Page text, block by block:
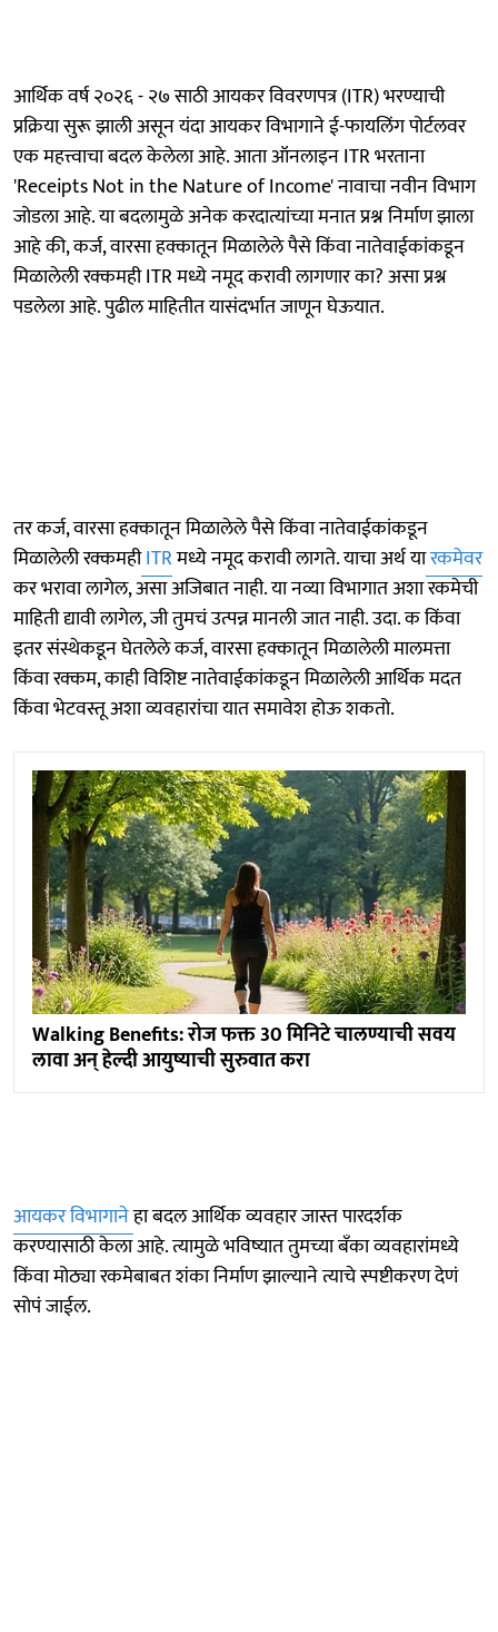
आर्थिक वर्ष २०२६ - २७ साठी आयकर विवरणपत्र (ITR) भरण्याची
प्रक्रिया सुरू झाली असून यंदा आयकर विभागाने ई-फायलिंग पोर्टलवर
एक महत्त्वाचा बदल केलेला आहे. आता ऑनलाइन ITR भरताना
'Receipts Not in the Nature of Income' नावाचा नवीन विभाग
जोडला आहे. या बदलामुळे अनेक करदात्यांच्या मनात प्रश्न निर्माण झाला
आहे की, कर्ज, वारसा हक्कातून मिळालेले पैसे किंवा नातेवाईकांकडून
मिळालेली रक्कमही ITR मध्ये नमूद करावी लागणार का? असा प्रश्न
पडलेला आहे. पुढील माहितीत यासंदर्भात जाणून घेऊयात.
तर कर्ज, वारसा हक्कातून मिळालेले पैसे किंवा नातेवाईकांकडून
मिळालेली रक्कमहीITRमध्ये नमूद करावी लागते. याचा अर्थ यारकमेवर
कर भरावा लागेल, असा अजिबात नाही. या नव्या विभागात अशा रकमेची
माहिती द्यावी लागेल, जी तुमचं उत्पन्न मानली जात नाही. उदा. क किंवा
इतर संस्थेकडून घेतलेले कर्ज, वारसा हक्कातून मिळालेली मालमत्ता
किंवा रक्कम, काही विशिष्ट नातेवाईकांकडून मिळालेली आर्थिक मदत
किंवा भेटवस्तू अशा व्यवहारांचा यात समावेश होऊ शकतो.
Walking Benefits: रोज फक्त 30 मिनिटे चालण्याची सवय
लावा अन् हेल्दी आयुष्याची सुरुवात करा
आयकर विभागानेहा बदल आर्थिक व्यवहार जास्त पारदर्शक
करण्यासाठी केला आहे. त्यामुळे भविष्यात तुमच्या बँका व्यवहारांमध्ये
किंवा मोठ्या रकमेबाबत शंका निर्माण झाल्याने त्याचे स्पष्टीकरण देणं
सोपं जाईल.